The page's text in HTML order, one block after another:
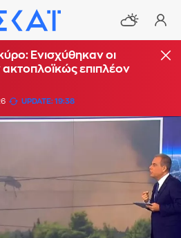
Ενισχύθηκαν οι
επιπλέον
UPDATE: 19:38